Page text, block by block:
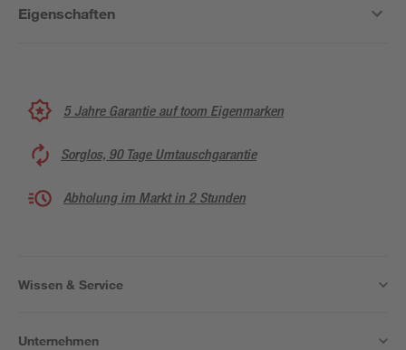
Eigenschaften
5 Jahre Garantie auf toom Eigenmarken
Sorglos, 90 Tage Umtauschgarantie
Abholung im Markt in 2 Stunden
Wissen & Service
Unternehmen